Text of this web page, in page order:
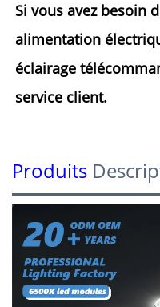
Si vous avez besoin
alimentation
éclairage
service client.
Produits